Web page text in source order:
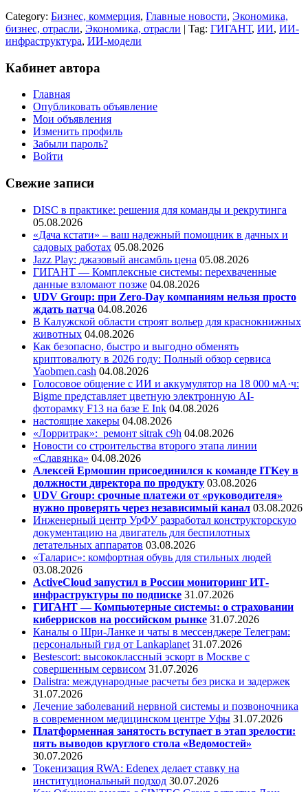
Category: Бизнес, коммерция, Главные новости, Экономика,
бизнес, отрасли, Экономика, отрасли | Tag: ГИГАНТ, ИИ, ИИ-
инфраструктура, ИИ-модели
Кабинет автора
Главная
Опубликовать объявление
Мои объявления
Изменить профиль
Забыли пароль?
Войти
Свежие записи
DISC в практике: решения для команды и рекрутинга
05.08.2026
«Дача кстати» – ваш надежный помощник в дачных и
садовых работах 05.08.2026
Jazz Play: джазовый ансамбль цена 05.08.2026
ГИГАНТ — Комплексные системы: перехваченные
данные взломают позже 04.08.2026
UDV Group: при Zero-Day компаниям нельзя просто
ждать патча 04.08.2026
В Калужской области строят вольер для краснокнижных
животных 04.08.2026
Как безопасно, быстро и выгодно обменять
криптовалюту в 2026 году: Полный обзор сервиса
Yaobmen.cash 04.08.2026
Голосовое общение с ИИ и аккумулятор на 18 000 мА·ч:
Bigme представляет цветную электронную AI-
фоторамку F13 на базе E Ink 04.08.2026
настоящие хакеры 04.08.2026
«Лорритрак»: ремонт sitrak c9h 04.08.2026
Новости со строительства второго этапа линии
«Славянка» 04.08.2026
Алексей Ермошин присоединился к команде ITKey в
должности директора по продукту 03.08.2026
UDV Group: срочные платежи от «руководителя»
нужно проверять через независимый канал 03.08.2026
Инженерный центр УрФУ разработал конструкторскую
документацию на двигатель для беспилотных
летательных аппаратов 03.08.2026
«Таларис»: комфортная обувь для стильных людей
03.08.2026
ActiveCloud запустил в России мониторинг ИТ-
инфраструктуры по подписке 31.07.2026
ГИГАНТ — Компьютерные системы: о страховании
киберрисков на российском рынке 31.07.2026
Каналы о Шри-Ланке и чаты в мессенджере Телеграм:
персональный гид от Lankaplanet 31.07.2026
Bestescort: высококлассный эскорт в Москве с
совершенным сервисом 31.07.2026
Dalistra: международные расчеты без риска и задержек
31.07.2026
Лечение заболеваний нервной системы и позвоночника
в современном медицинском центре Уфы 31.07.2026
Платформенная занятость вступает в этап зрелости:
пять выводов круглого стола «Ведомостей»
30.07.2026
Токенизация RWA: Edenex делает ставку на
институциональный подход 30.07.2026